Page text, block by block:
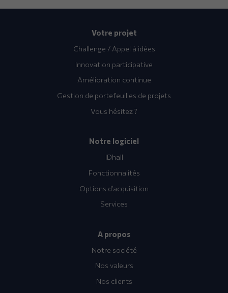
Votre projet
Challenge / Appel à idées
Innovation participative
Amélioration continue
Gestion de portefeuilles de projets
Vous hésitez ?
Notre logiciel
IDhall
Fonctionnalités
Options d’acquisition
Services
A propos
Notre société
Nos valeurs
Nos clients